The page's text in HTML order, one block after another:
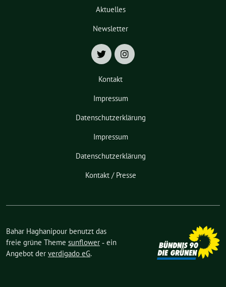
Aktuelles
Newsletter
Kontakt
Impressum
Datenschutzerklärung
Impressum
Datenschutzerklärung
Kontakt / Presse
Bahar Haghanipour benutzt das
freie grüne Theme sunflower ‐ ein
Angebot der verdigado eG.